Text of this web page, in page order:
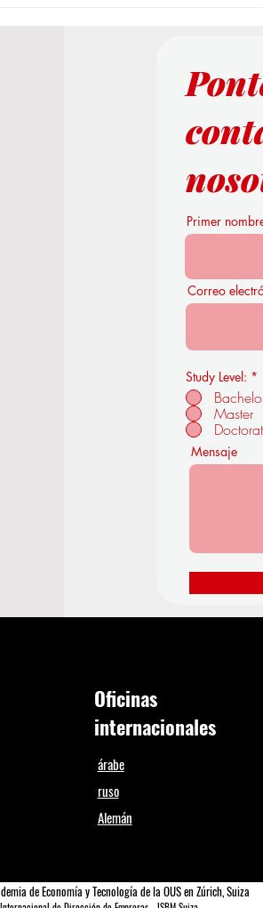
Primer
Correo
Study Level: *
Master
Mensaje
Oficinas
internacionales
árabe
ruso
Alemán
de Economía y Tecnología de la OUS en Zúrich, Suiza